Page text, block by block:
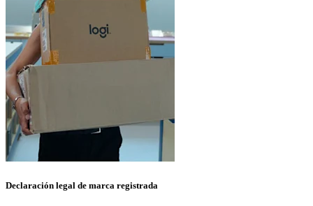
Declaración legal de marca registrada